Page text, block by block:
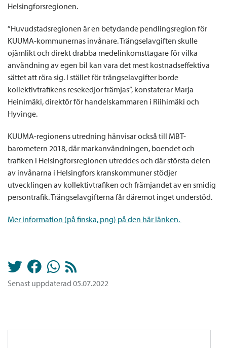
Helsingforsregionen.
”Huvudstadsregionen är en betydande pendlingsregion för
KUUMA-kommunernas invånare. Trängselavgiften skulle
ojämlikt och direkt drabba medelinkomsttagare för vilka
användning av egen bil kan vara det mest kostnadseffektiva
sättet att röra sig. I stället för trängselavgifter borde
kollektivtrafikens resekedjor främjas”, konstaterar Marja
Heinimäki, direktör för handelskammaren i Riihimäki och
Hyvinge.
KUUMA-regionens utredning hänvisar också till MBT-
barometern 2018, där markanvändningen, boendet och
trafiken i Helsingforsregionen utreddes och där största delen
av invånarna i Helsingfors kranskommuner stödjer
utvecklingen av kollektivtrafiken och främjandet av en smidig
persontrafik. Trängselavgifterna får däremot inget understöd.
Mer information (på finska, png) på den här länken.
Senast uppdaterad 05.07.2022